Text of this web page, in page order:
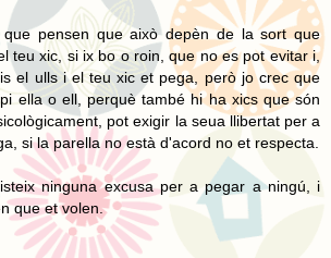
pensen que això depèn de la sort que
teu xic, si ix bo o roin, que no es pot evitar i,
el ulls i el teu xic et pega, però jo crec que
ella o ell, perquè també hi ha xics que són
pot exigir la seua llibertat per a
si la parella no està d'acord no et respecta.
ninguna excusa per a pegar a ningú, i
que et volen.